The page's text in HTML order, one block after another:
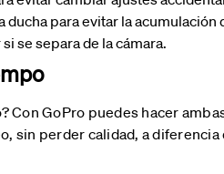
ducha para evitar la acumulación
se separa de la cámara.
GoPro puedes hacer
sin perder calidad, a